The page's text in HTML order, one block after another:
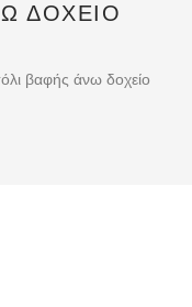
ΔΟΧΕΊΟ
βαφής άνω δοχείο